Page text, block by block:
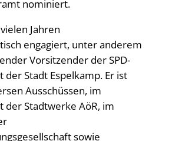
nominiert.
Jahren
engagiert, unter anderem
Vorsitzender der SPD-
der Stadt Espelkamp. Er ist
Ausschüssen, im
der Stadtwerke AöR, im
sowie